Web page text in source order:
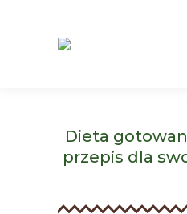
Dieta
przepis dla